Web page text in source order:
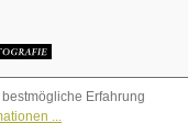
Erfahrung
...